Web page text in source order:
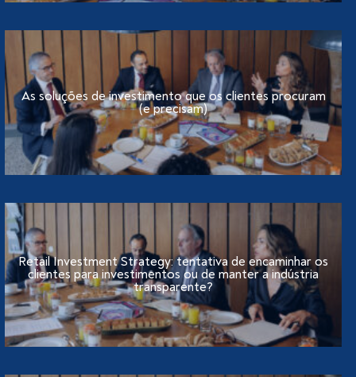
As soluções de investimento que os clientes procuram
(e precisam)
Retail Investment Strategy: tentativa de encaminhar os
clientes para investimentos ou de manter a indústria
transparente?